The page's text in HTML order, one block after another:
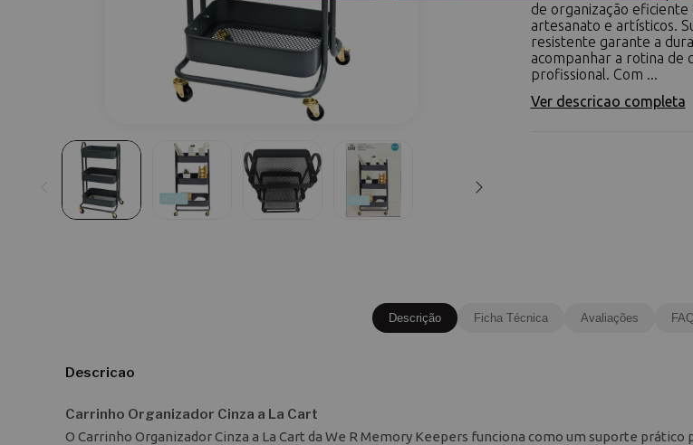
de organização eficiente
artesanato e artísticos.
resistente garante a
acompanhar a rotina de
profissional. Com ...
Ver descricao completa
Descrição Ficha Técnica Avaliações
Descricao
Carrinho Organizador Cinza a La Cart
O Carrinho Organizador Cinza a La Cart da We R Memory Keepers funciona como um suporte prático